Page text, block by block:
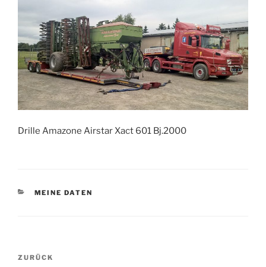
Drille Amazone Airstar Xact 601 Bj.2000
KATEGORIEN
MEINE DATEN
Beitragsnavigation
Vorheriger
ZURÜCK